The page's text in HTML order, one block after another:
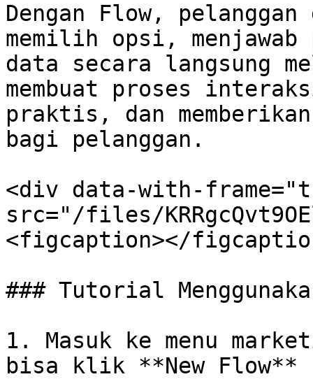
Dengan Flow,
memilih opsi,
data secara langsung
membuat proses
praktis, dan
bagi pelanggan.
<div data-with-
src="/files/
<figcaption></
### Tutorial
1. Masuk ke menu
bisa klik **New Flow**